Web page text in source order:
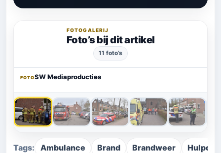
FOTOGALERIJ
Foto’s bij dit artikel
11 foto’s
‹ ›
FOTOSW Mediaproducties
Tags: Ambulance Brand Brandweer